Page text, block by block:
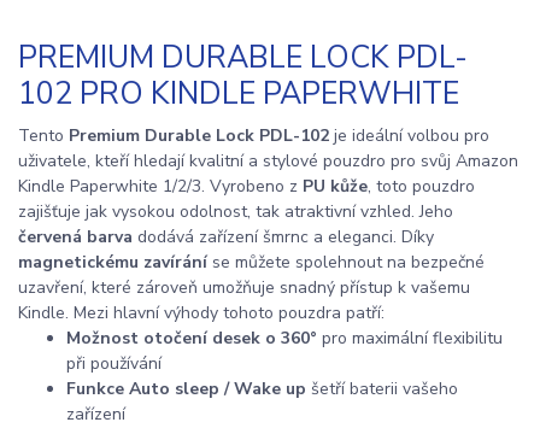
PREMIUM DURABLE LOCK PDL-
102 PRO KINDLE PAPERWHITE
Tento Premium Durable Lock PDL-102 je ideální volbou pro
uživatele, kteří hledají kvalitní a stylové pouzdro pro svůj Amazon
Kindle Paperwhite 1/2/3. Vyrobeno z PU kůže, toto pouzdro
zajišťuje jak vysokou odolnost, tak atraktivní vzhled. Jeho
červená barva dodává zařízení šmrnc a eleganci. Díky
magnetickému zavíráníse můžete spolehnout na bezpečné
uzavření, které zároveň umožňuje snadný přístup k vašemu
Kindle. Mezi hlavní výhody tohoto pouzdra patří:
Možnost otočení desek o 360° pro maximální flexibilitu
při používání
Funkce Auto sleep / Wake up šetří baterii vašeho
zařízení